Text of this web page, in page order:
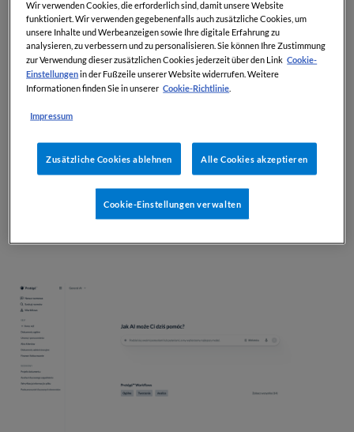
zapytań. Rozwiązanie prowadzi użytkownika
przez uporządkowane etapy pracy – od analizy
dokumentów po materiały gotowe do
weryfikacji przez prawnika.
Wartość dla użytkownika:
bezpieczny sposób korzystania z
Wir verwenden Cookies, die erforderlich sind, damit unsere Website
funktioniert. Wir verwenden gegebenenfalls auch zusätzliche Cookies, um
unsere Inhalte und Werbeanzeigen sowie Ihre digitale Erfahrung zu
analysieren, zu verbessern und zu personalisieren. Sie können Ihre Zustimmung
zur Verwendung dieser zusätzlichen Cookies jederzeit über den Link Cookie-
Einstellungenin der Fußzeile unserer Website widerrufen. Weitere
Informationen finden Sie in unserer Cookie-Richtlinie
Impressum
Zusätzliche Cookies ablehnen Alle Cookies akzeptieren
Cookie-Einstellungen verwalten